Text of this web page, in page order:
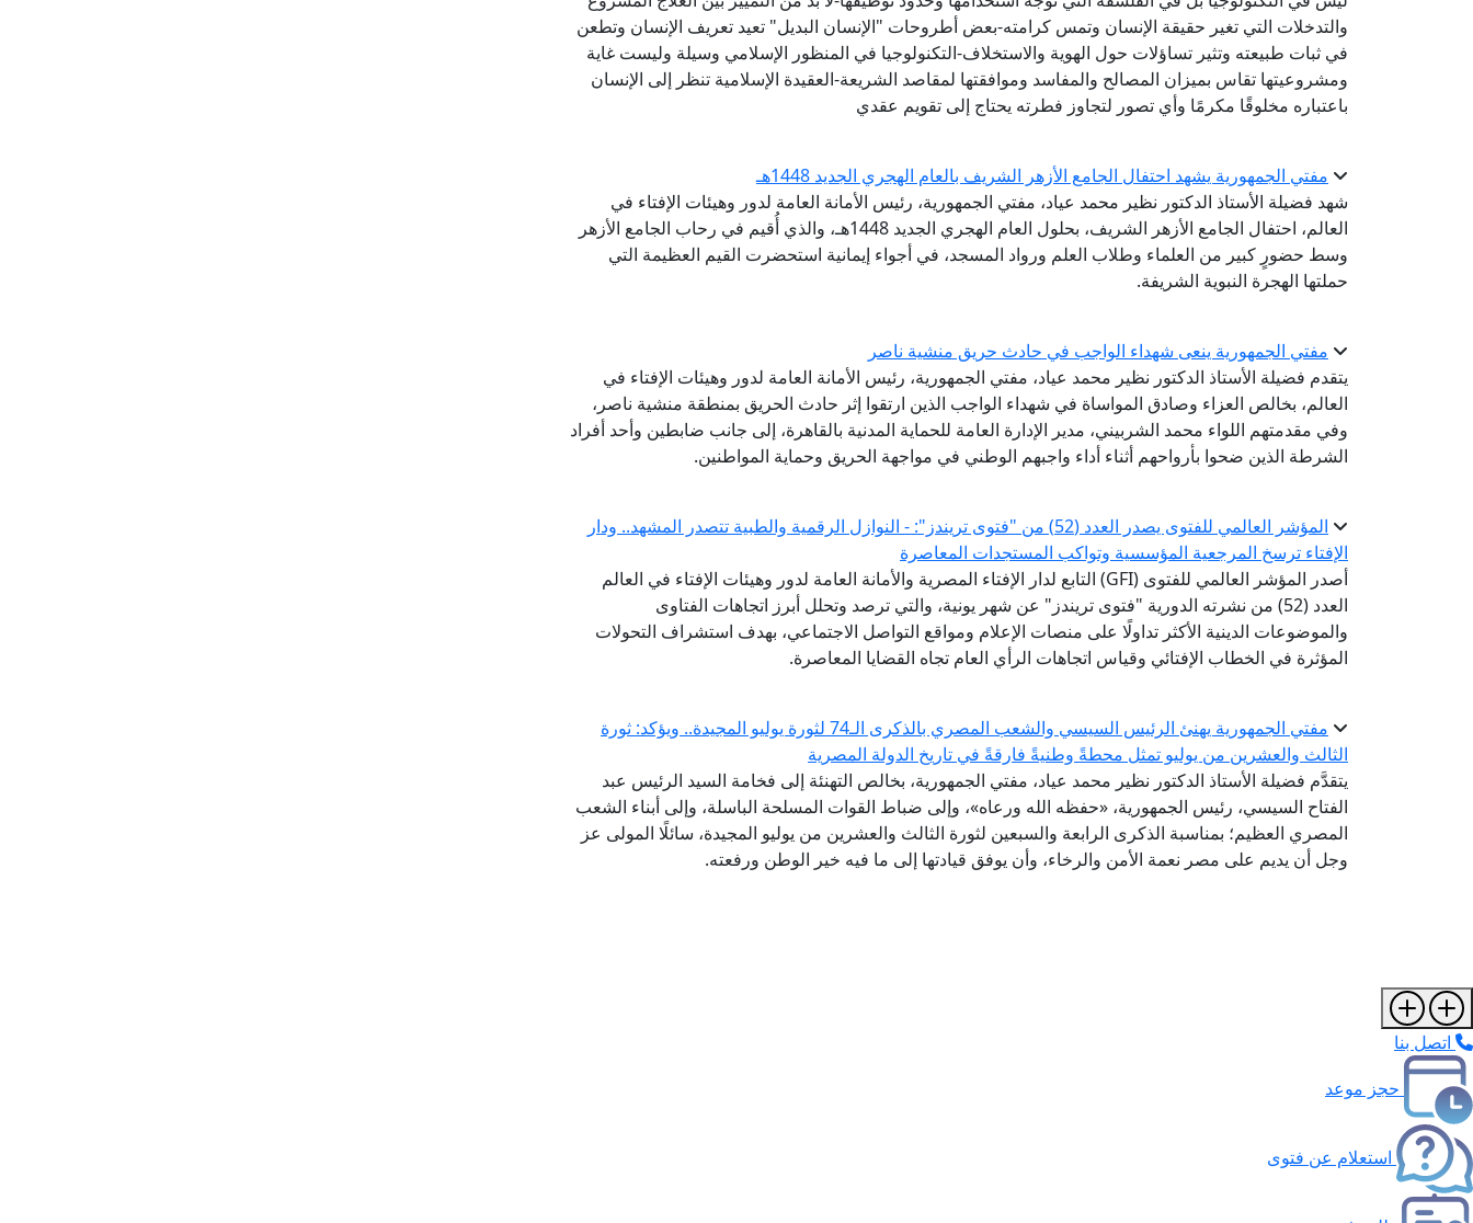
والتدخلات التي تغير حقيقة الإنسان وتمس كرامته-بعض أطروحات "الإنسان البديل" تعيد تعريف الإنسان وتطعن
في ثبات طبيعته وتثير تساؤلات حول الهوية والاستخلاف-التكنولوجيا في المنظور الإسلامي وسيلة وليست غاية
ومشروعيتها تقاس بميزان المصالح والمفاسد وموافقتها لمقاصد الشريعة-العقيدة الإسلامية تنظر إلى الإنسان
باعتباره مخلوقًا مكرمًا وأي تصور لتجاوز فطرته يحتاج إلى تقويم عقدي
مفتي الجمهورية يشهد احتفال الجامع الأزهر الشريف بالعام الهجري الجديد 1448هـ
شهد فضيلة الأستاذ الدكتور نظير محمد عياد، مفتي الجمهورية، رئيس الأمانة العامة لدور وهيئات الإفتاء في
العالم، احتفال الجامع الأزهر الشريف، بحلول العام الهجري الجديد 1448هـ، والذي أُقيم في رحاب الجامع الأزهر
وسط حضورٍ كبير من العلماء وطلاب العلم ورواد المسجد، في أجواء إيمانية استحضرت القيم العظيمة التي
حملتها الهجرة النبوية الشريفة.
مفتي الجمهورية ينعى شهداء الواجب في حادث حريق منشية ناصر
يتقدم فضيلة الأستاذ الدكتور نظير محمد عياد، مفتي الجمهورية، رئيس الأمانة العامة لدور وهيئات الإفتاء في
العالم، بخالص العزاء وصادق المواساة في شهداء الواجب الذين ارتقوا إثر حادث الحريق بمنطقة منشية ناصر،
وفي مقدمتهم اللواء محمد الشربيني، مدير الإدارة العامة للحماية المدنية بالقاهرة، إلى جانب ضابطين وأحد أفراد
الشرطة الذين ضحوا بأرواحهم أثناء أداء واجبهم الوطني في مواجهة الحريق وحماية المواطنين.
المؤشر العالمي للفتوى يصدر العدد (52) من "فتوى تريندز": - النوازل الرقمية والطبية تتصدر المشهد.. ودار
الإفتاء ترسخ المرجعية المؤسسية وتواكب المستجدات المعاصرة
أصدر المؤشر العالمي للفتوى (GFI) التابع لدار الإفتاء المصرية والأمانة العامة لدور وهيئات الإفتاء في العالم
العدد (52) من نشرته الدورية "فتوى تريندز" عن شهر يونية، والتي ترصد وتحلل أبرز اتجاهات الفتاوى
والموضوعات الدينية الأكثر تداولًا على منصات الإعلام ومواقع التواصل الاجتماعي، بهدف استشراف التحولات
المؤثرة في الخطاب الإفتائي وقياس اتجاهات الرأي العام تجاه القضايا المعاصرة.
مفتي الجمهورية يهنئ الرئيس السيسي والشعب المصري بالذكرى الـ74 لثورة يوليو المجيدة.. ويؤكد: ثورة
الثالث والعشرين من يوليو تمثل محطةً وطنيةً فارقةً في تاريخ الدولة المصرية
يتقدَّم فضيلة الأستاذ الدكتور نظير محمد عياد، مفتي الجمهورية، بخالص التهنئة إلى فخامة السيد الرئيس عبد
الفتاح السيسي، رئيس الجمهورية، «حفظه الله ورعاه»، وإلى ضباط القوات المسلحة الباسلة، وإلى أبناء الشعب
المصري العظيم؛ بمناسبة الذكرى الرابعة والسبعين لثورة الثالث والعشرين من يوليو المجيدة، سائلًا المولى عز
وجل أن يديم على مصر نعمة الأمن والرخاء، وأن يوفق قيادتها إلى ما فيه خير الوطن ورفعته.
اتصل بنا
حجز موعد
استعلام عن فتوى